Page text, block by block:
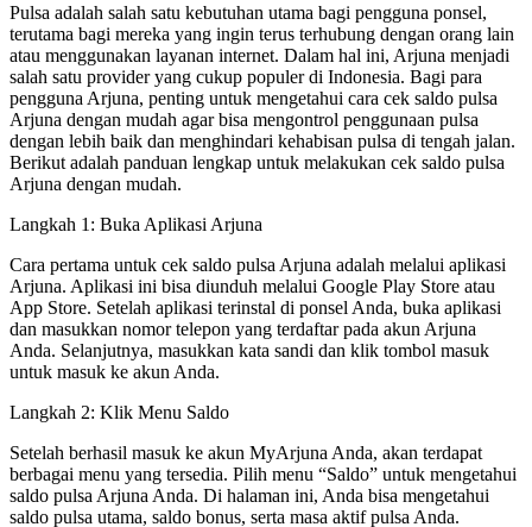
Pulsa adalah salah satu kebutuhan utama bagi pengguna ponsel,
terutama bagi mereka yang ingin terus terhubung dengan orang lain
atau menggunakan layanan internet. Dalam hal ini, Arjuna menjadi
salah satu provider yang cukup populer di Indonesia. Bagi para
pengguna Arjuna, penting untuk mengetahui cara cek saldo pulsa
Arjuna dengan mudah agar bisa mengontrol penggunaan pulsa
dengan lebih baik dan menghindari kehabisan pulsa di tengah jalan.
Berikut adalah panduan lengkap untuk melakukan cek saldo pulsa
Arjuna dengan mudah.
Langkah 1: Buka Aplikasi Arjuna
Cara pertama untuk cek saldo pulsa Arjuna adalah melalui aplikasi
Arjuna. Aplikasi ini bisa diunduh melalui Google Play Store atau
App Store. Setelah aplikasi terinstal di ponsel Anda, buka aplikasi
dan masukkan nomor telepon yang terdaftar pada akun Arjuna
Anda. Selanjutnya, masukkan kata sandi dan klik tombol masuk
untuk masuk ke akun Anda.
Langkah 2: Klik Menu Saldo
Setelah berhasil masuk ke akun MyArjuna Anda, akan terdapat
berbagai menu yang tersedia. Pilih menu “Saldo” untuk mengetahui
saldo pulsa Arjuna Anda. Di halaman ini, Anda bisa mengetahui
saldo pulsa utama, saldo bonus, serta masa aktif pulsa Anda.